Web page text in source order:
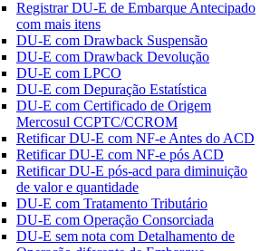
Registrar DU-E de Embarque Antecipado
com mais itens
DU-E com Drawback Suspensão
DU-E com Drawback Devolução
DU-E com LPCO
DU-E com Depuração Estatística
DU-E com Certificado de Origem
Mercosul CCPTC/CCROM
Retificar DU-E com NF-e Antes do ACD
Retificar DU-E com NF-e pós ACD
Retificar DU-E pós-acd para diminuição
de valor e quantidade
DU-E com Tratamento Tributário
DU-E com Operação Consorciada
DU-E sem nota com Detalhamento de